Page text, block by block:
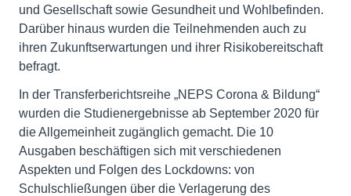
und Gesellschaft sowie Gesundheit und Wohlbefinden.
Darüber hinaus wurden die Teilnehmenden auch zu
ihren Zukunftserwartungen und ihrer Risikobereitschaft
befragt.
In der Transferberichtsreihe „NEPS Corona & Bildung“
wurden die Studienergebnisse ab September 2020 für
die Allgemeinheit zugänglich gemacht. Die 10
Ausgaben beschäftigen sich mit verschiedenen
Aspekten und Folgen des Lockdowns: von
Schulschließungen über die Verlagerung des